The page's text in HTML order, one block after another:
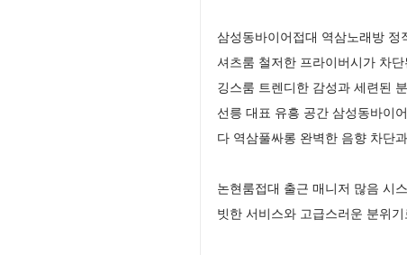
삼성동바이어접대 역삼노래방
셔츠룸 철저한 프라이버시가 차
깅스룸 트렌디한 감성과 세련된
선릉 대표 유흥 공간 삼성동바이
다 역삼풀싸롱 완벽한 음향 차단
논현룸접대 출근 매니저 많음 시
빗한 서비스와 고급스러운 분위